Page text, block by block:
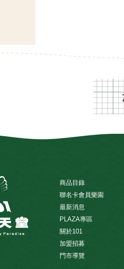
商品目錄
聯名卡會員樂園
最新消息
PLAZA專區
關於101
加盟招募
門市導覽